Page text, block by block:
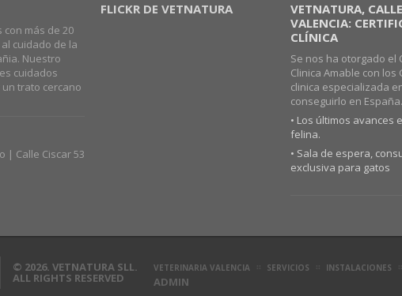
más de 20
cuidado de la
Nuestro
cuidados
trato cercano
| Calle Ciscar 53
FLICKR DE VETNATURA
VETNATURA,
VALENCIA:
CLÍNICA
Se nos ha otorgado el
Clinica Amable con los
clinica especializada
conseguirlo en España.
• Los últimos avances
felina.
• Sala de espera,
exclusiva para gatos
© 2026. VETNATURA SLL.
ALL RIGHTS RESERVED
VETERINARIA VALENCIA SERVICIOS INSTALACIONES
ADMIN